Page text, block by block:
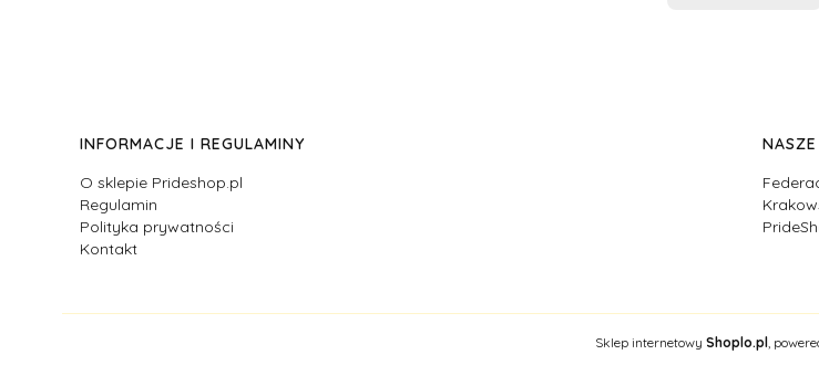
Linki w stopce
INFORMACJE I REGULAMINY
O sklepie Prideshop.pl
Regulamin
Polityka prywatności
Kontakt
Sklep internetowy Shoplo.pl,